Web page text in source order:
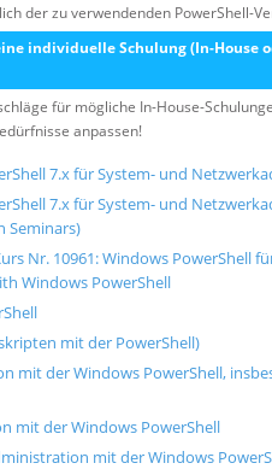
der zu verwendenden PowerShell-
individuelle Schulung (In-House
für mögliche In-House-
anpassen!
7.x für System- und
7.x für System- und
Seminars)
Nr. 10961: Windows PowerShell
Windows PowerShell
mit der PowerShell)
mit der Windows PowerShell,
mit der Windows PowerShell
mit der Windows